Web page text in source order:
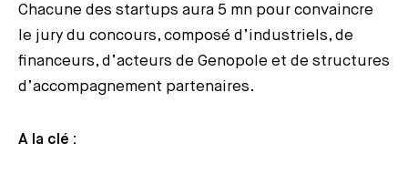
Chacune des startups aura 5 mn pour convaincre
le jury du concours, composé d’industriels, de
financeurs, d’acteurs de Genopole et de structures
d’accompagnement partenaires.
A la clé :